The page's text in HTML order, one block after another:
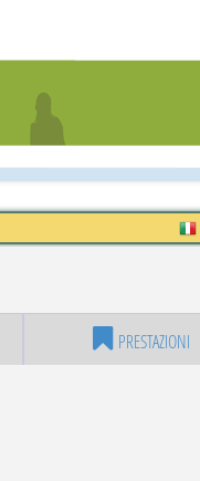
PRESTAZIONI